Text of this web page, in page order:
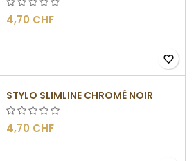
4,70 CHF
favorite_border
STYLO SLIMLINE CHROMÉ NOIR
4,70 CHF